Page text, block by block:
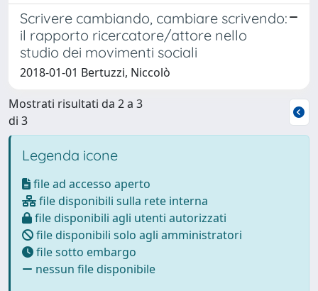
Scrivere cambiando, cambiare scrivendo:
il rapporto ricercatore/attore nello
studio dei movimenti sociali
2018-01-01 Bertuzzi, Niccolò
Mostrati risultati da 2 a 3
di 3
Legenda icone
file ad accesso aperto
file disponibili sulla rete interna
file disponibili agli utenti autorizzati
file disponibili solo agli amministratori
file sotto embargo
nessun file disponibile